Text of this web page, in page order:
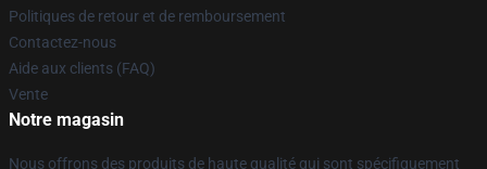
Politiques de retour et de remboursement
Contactez-nous
Aide aux clients (FAQ)
Vente
Notre magasin
Nous offrons des produits de haute qualité qui sont spécifiquement